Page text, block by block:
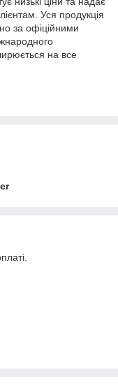
Уся продукція
за офіційними
на все